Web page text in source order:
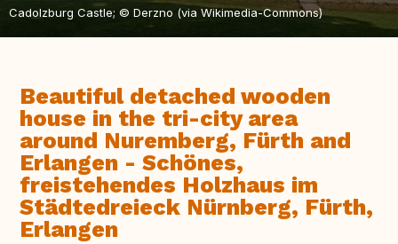
Cadolzburg Castle; © Derzno (via Wikimedia-Commons)
Beautiful detached wooden
house in the tri-city area
around Nuremberg, Fürth and
Erlangen - Schönes,
freistehendes Holzhaus im
Städtedreieck Nürnberg, Fürth,
Erlangen